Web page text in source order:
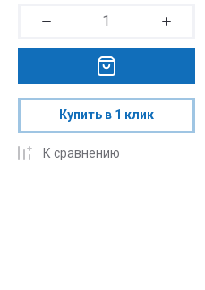
Купить в 1 клик
К сравнению